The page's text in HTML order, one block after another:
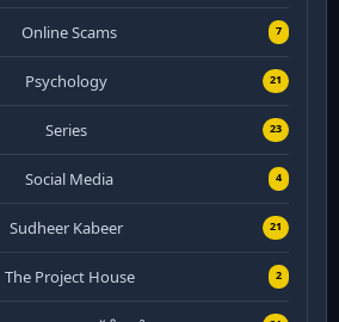
Online Scams 7
Psychology 21
Series 23
Social Media 4
Sudheer Kabeer 21
The Project House 2